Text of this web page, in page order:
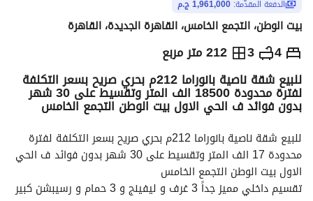
الدفعة المقدّمة: 1,961,000 ج.م
بيت الوطن، التجمع الخامس، القاهرة الجديدة، القاهرة
4
3 212 متر مربع ج.م 3,922,000
الاماكن القريبة للبيع شقة ناصية بانوراما 212م بحري صريح بسعر التكلفة
لفترة محدودة 18500 الف المتر وتقسيط على 30 شهر
بدون فوائد ف الحي الاول بيت الوطن التجمع الخامس
الاول بيت الوطن التجمع الخامس